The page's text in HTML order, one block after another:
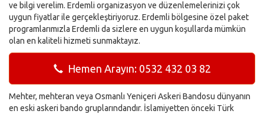
ve bilgi verelim. Erdemli organizasyon ve düzenlemelerinizi çok
uygun fiyatlar ile gerçekleştiriyoruz. Erdemli bölgesine özel paket
programlarımızla Erdemli da sizlere en uygun koşullarda mümkün
olan en kaliteli hizmeti sunmaktayız.
Hemen Arayın: 0532 432 03 82
Mehter, mehteran veya Osmanlı Yeniçeri Askeri Bandosu dünyanın
en eski askeri bando gruplarındandır. İslamiyetten önceki Türk